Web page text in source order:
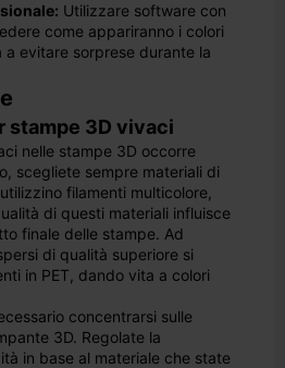
Utilizzare software con
come appariranno i colori
a evitare sorprese durante la
stampe 3D vivaci
nelle stampe 3D occorre
scegliete sempre materiali di
filamenti multicolore,
di questi materiali influisce
finale delle stampe. Ad
di qualità superiore si
in PET, dando vita a colori
concentrarsi sulle
3D. Regolate la
in base al materiale che state